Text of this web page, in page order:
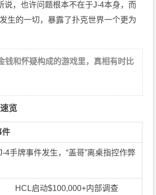
说，也许问题根本不在于J-4本身，而
生的一切，暴露了扑克世界一个更为
钱和怀疑构成的游戏里，真相有时比
览
件
4手牌事件发生，“盖哥”离桌指控作弊
HCL启动$100,000+内部调查